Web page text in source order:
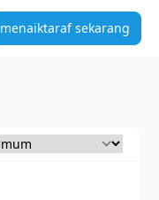
menaiktaraf sekarang